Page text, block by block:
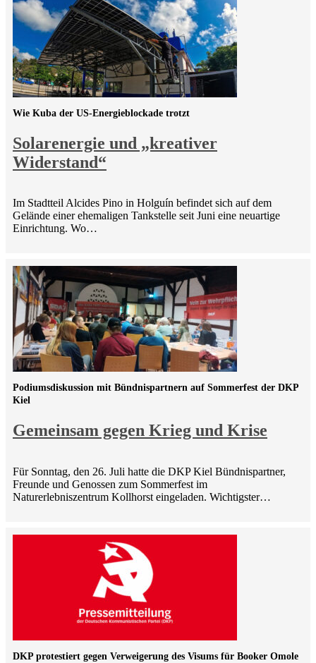
Solarenergie und „kreativer
Widerstand“
Wie Kuba der US-Energieblockade trotzt
Im Stadtteil Alcides Pino in Holguín befindet sich auf dem
Gelände einer ehemaligen Tankstelle seit Juni eine neuartige
Einrichtung. Wo…
Gemeinsam gegen Krieg und Krise
Podiumsdiskussion mit Bündnispartnern auf Sommerfest der DKP
Kiel
Für Sonntag, den 26. Juli hatte die DKP Kiel Bündnispartner,
Freunde und Genossen zum Sommerfest im
Naturerlebniszentrum Kollhorst eingeladen. Wichtigster…
DKP protestiert gegen Verweigerung des Visums für Booker Omole